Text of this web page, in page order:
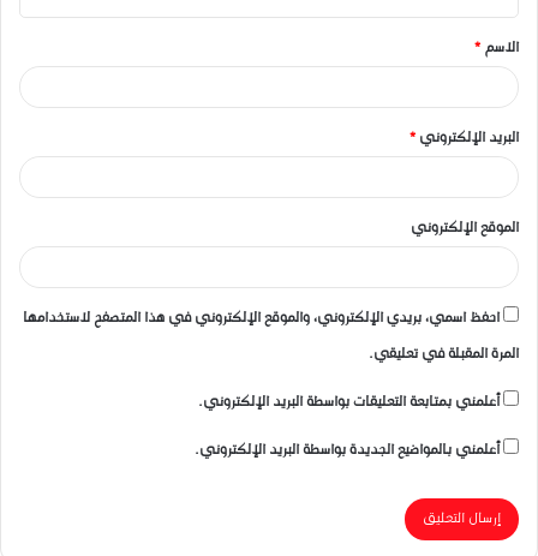
ق
*
الاسم *
البريد الإلكتروني *
الموقع الإلكتروني
احفظ اسمي، بريدي الإلكتروني، والموقع الإلكتروني في هذا المتصفح لاستخدامها
المرة المقبلة في تعليقي.
أعلمني بمتابعة التعليقات بواسطة البريد الإلكتروني.
أعلمني بالمواضيع الجديدة بواسطة البريد الإلكتروني.